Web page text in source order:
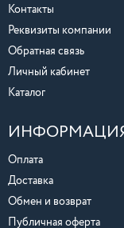
Контакты
Реквизиты компании
Обратная связь
Личный кабинет
Каталог
Оплата
Доставка
Обмен и возврат
Публичная оферта